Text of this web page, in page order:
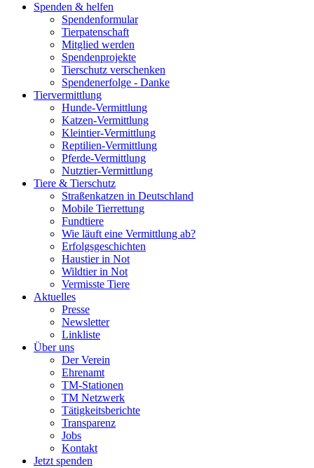
Spenden & helfen
Spendenformular
Tierpatenschaft
Mitglied werden
Spendenprojekte
Tierschutz verschenken
Spendenerfolge - Danke
Tiervermittlung
Hunde-Vermittlung
Katzen-Vermittlung
Kleintier-Vermittlung
Reptilien-Vermittlung
Pferde-Vermittlung
Nutztier-Vermittlung
Tiere & Tierschutz
Straßenkatzen in Deutschland
Mobile Tierrettung
Fundtiere
Wie läuft eine Vermittlung ab?
Erfolgsgeschichten
Haustier in Not
Wildtier in Not
Vermisste Tiere
Aktuelles
Presse
Newsletter
Linkliste
Über uns
Der Verein
Ehrenamt
TM-Stationen
TM Netzwerk
Tätigkeitsberichte
Transparenz
Jobs
Kontakt
Jetzt spenden